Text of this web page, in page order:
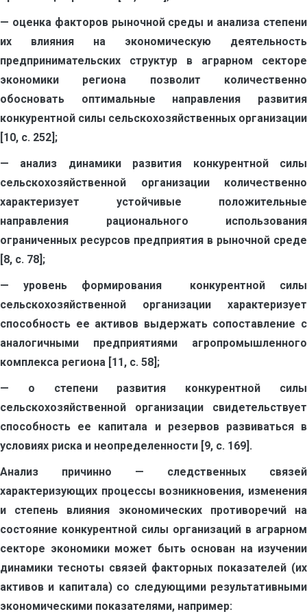
— оценка факторов рыночной среды и анализа степени
их влияния на экономическую деятельность
предпринимательских структур в аграрном секторе
экономики региона позволит количественно
обосновать оптимальные направления развития
конкурентной силы сельскохозяйственных организации
[10, с. 252];
— анализ динамики развития конкурентной силы
сельскохозяйственной организации количественно
характеризует устойчивые положительные
направления рационального использования
ограниченных ресурсов предприятия в рыночной среде
[8, с. 78];
— уровень формирования конкурентной силы
сельскохозяйственной организации характеризует
способность ее активов выдержать сопоставление с
аналогичными предприятиями агропромышленного
комплекса региона [11, с. 58];
— о степени развития конкурентной силы
сельскохозяйственной организации свидетельствует
способность ее капитала и резервов развиваться в
условиях риска и неопределенности [9, с. 169].
Анализ причинно — следственных связей
характеризующих процессы возникновения, изменения
и степень влияния экономических противоречий на
состояние конкурентной силы организаций в аграрном
секторе экономики может быть основан на изучении
динамики тесноты связей факторных показателей (их
активов и капитала) со следующими результативными
экономическими показателями, например: